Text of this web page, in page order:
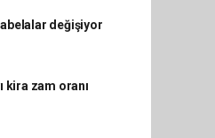
değişiyor
kira zam oranı